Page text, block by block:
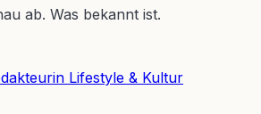
ab. Was bekannt ist.
Lifestyle & Kultur